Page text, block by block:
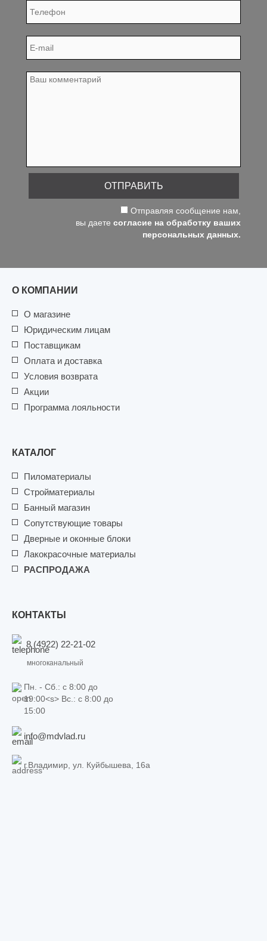
Отправляя сообщение нам,
вы даете согласие на обработку ваших
персональных данных.
ОТПРАВИТЬ
О КОМПАНИИ
О магазине
Юридическим лицам
Поставщикам
Оплата и доставка
Условия возврата
Акции
Программа лояльности
КАТАЛОГ
Пиломатериалы
Стройматериалы
Банный магазин
Сопутствующие товары
Дверные и оконные блоки
Лакокрасочные материалы
РАСПРОДАЖА
КОНТАКТЫ
8 (4922) 22-21-02
многоканальный
Пн. - Сб.: c 8:00 до
19:00<s> Вс.: c 8:00 до
15:00
info@mdvlad.ru
г.Владимир, ул. Куйбышева, 16а